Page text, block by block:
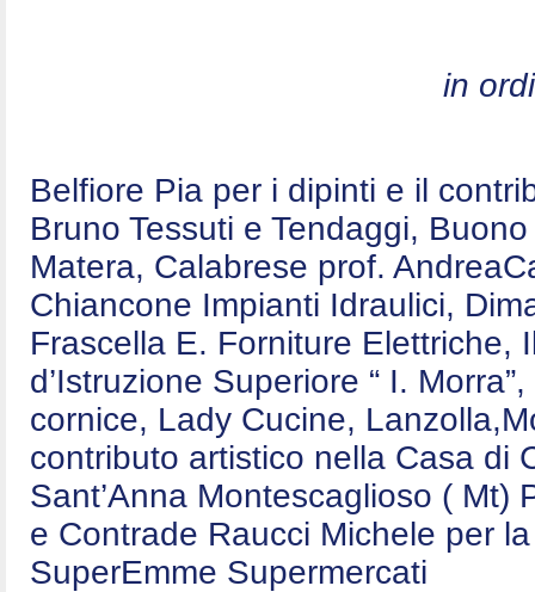
in
Belfiore Pia per i dipinti e il
Bruno Tessuti e Tendaggi,
Matera, Calabrese prof.
Chiancone Impianti Idraulici,
Frascella E. Forniture Elettriche,
d’Istruzione Superiore “ I.
cornice, Lady Cucine,
contributo artistico nella Casa di
Sant’Anna Montescaglioso ( Mt)
e Contrade Raucci Michele per
SuperEmme Supermercati